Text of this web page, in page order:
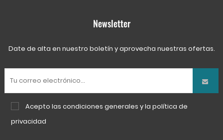
Newsletter
Date de alta en nuestro boletín y aprovecha nuestras ofertas.
Acepto las condiciones generales y la política de
privacidad